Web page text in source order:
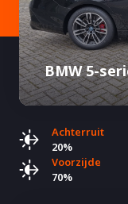
BMW 5-
Achterruit
20%
Voorzijde
70%